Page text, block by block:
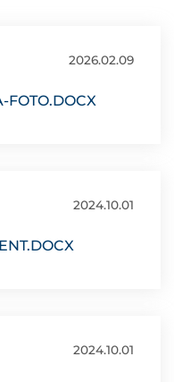
2026.02.09
FOTO.DOCX
2024.10.01
2024.10.01